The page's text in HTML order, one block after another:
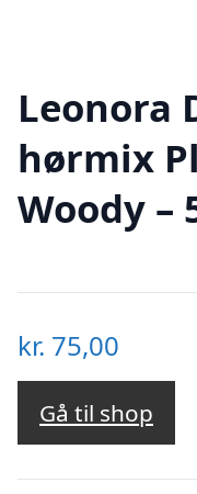
Leonora
hørmix
Woody –
kr. 75,00
Gå til shop